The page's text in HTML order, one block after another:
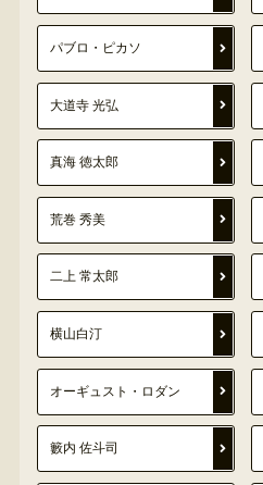
パブロ・ピカソ
大道寺 光弘
真海 徳太郎
荒巻 秀美
二上 常太郎
横山白汀
オーギュスト・ロダン
籔内 佐斗司